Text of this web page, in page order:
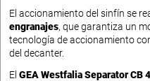
El accionamiento del sinfín se
engranajes, que garantiza un
tecnología de accionamiento
del decanter.
El GEA Westfalia Separator CB